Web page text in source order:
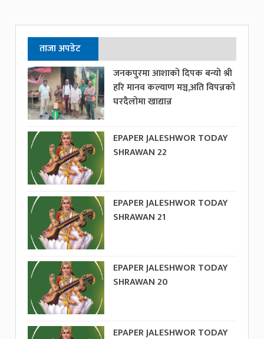
ताजा अपडेट
जनकपुरमा आशाको दिपक बन्यो श्री
हरि मानव कल्याण मञ्च,अति विपन्नको
घरदैलोमा खाद्यान्न
EPAPER JALESHWOR TODAY
SHRAWAN 22
EPAPER JALESHWOR TODAY
SHRAWAN 21
EPAPER JALESHWOR TODAY
SHRAWAN 20
EPAPER JALESHWOR TODAY